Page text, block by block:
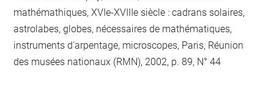
mathémathiques, XVIe-XVIIIe siècle : cadrans solaires,
astrolabes, globes, nécessaires de mathématiques,
instruments d'arpentage, microscopes, Paris, Réunion
des musées nationaux (RMN), 2002, p. 89, N° 44